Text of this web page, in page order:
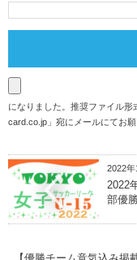
になりました。推奨ファイル形
card.co.jp 」宛にメールにてお願
2022年
2022
部優